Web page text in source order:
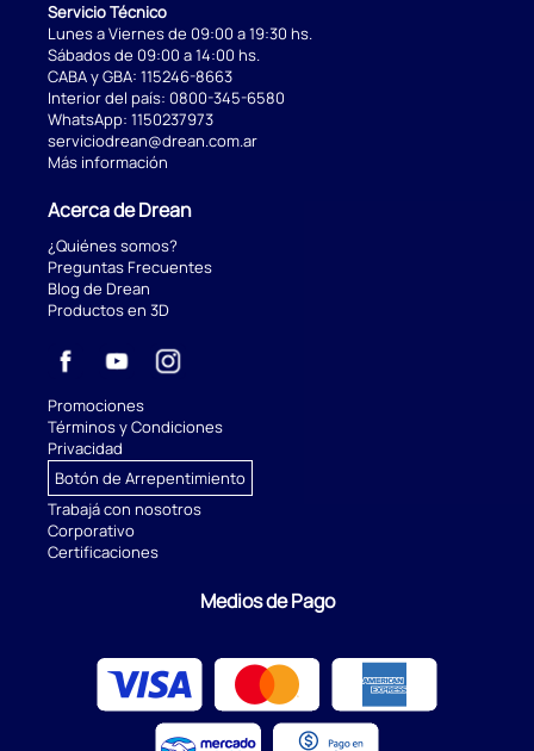
Servicio Técnico
Lunes a Viernes de 09:00 a 19:30 hs.
Sábados de 09:00 a 14:00 hs.
CABA y GBA: 115246-8663
Interior del país: 0800-345-6580
WhatsApp: 1150237973
serviciodrean@drean.com.ar
Más información
Acerca de Drean
¿Quiénes somos?
Preguntas Frecuentes
Blog de Drean
Productos en 3D
Promociones
Términos y Condiciones
Privacidad
Botón de Arrepentimiento
Trabajá con nosotros
Corporativo
Certificaciones
Medios de Pago